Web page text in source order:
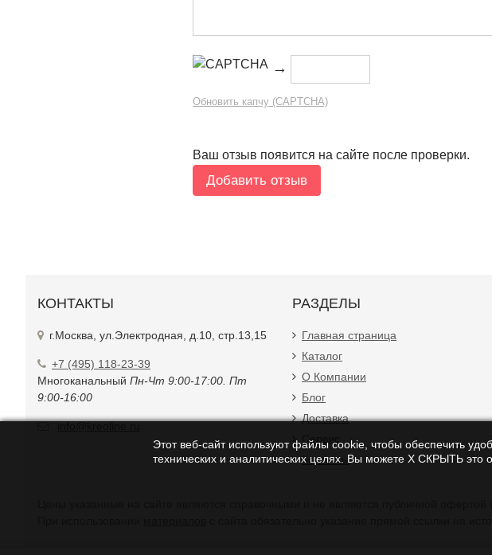
→
Обновить капчу (CAPTCHA)
Ваш отзыв появится на сайте после проверки.
КОНТАКТЫ
г.Москва, ул.Электродная, д.10, стр.13,15
+7 (495) 118-23-39
Многоканальный Пн-Чт 9:00-17:00. Пт
9:00-16:00
РАЗДЕЛЫ
Главная страница
Каталог
О Компании
Блог
Доставка
Сервис
Контакты
Этот веб-сайт используют файлы cookie, чтобы обеспечить
технических и аналитических целях. Вы можете Х СКРЫТЬ это